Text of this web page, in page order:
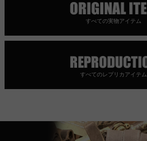
すべての実物アイテム
すべてのレプリカアイテム